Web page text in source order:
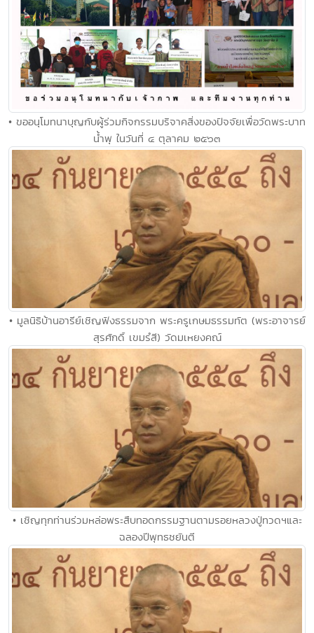
• ขออนุโมทนาบุญกับผู้ร่วมกิจกรรมบริจาคสิ่งของปัจจัยเพื่อวัดพระบาท
น้ำพุ ในวันที่ ๔ ตุลาคม ๒๕๖๓
• มูลนิธิบ้านอารีย์เชิญฟังธรรมจาก พระครูเกษมธรรมทัต (พระอาจารย์
สุรศักดิ์ เขมรํสี) วัดมเหยงคณ์
• เชิญทุกท่านร่วมหล่อพระสืบทอดกรรมฐานตามรอยหลวงปู่ทวดฯและ
ฉลองปีพุทธชยันตี